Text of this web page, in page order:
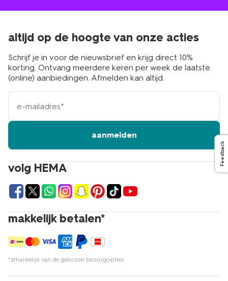
volg HEMA
makkelijk betalen*
*afhankelijk van de gekozen bezorgopties
altijd op de hoogte van onze acties
Schrijf je in voor de nieuwsbrief en krijg direct 10%
korting. Ontvang meerdere keren per week de laatste
(online) aanbiedingen. Afmelden kan altijd.
e-
mailadres
aanmelden
Feedback